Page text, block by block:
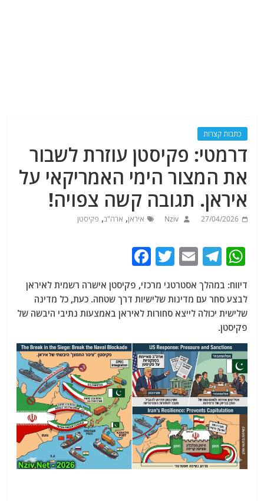
כתבות קצרות
דרמטי: פקיסטן עוזרת לשבור
את המצור הימי האמריקאי על
איראן. תגובה קשה צפויה!
27/04/2026
Nziv איראן, ארה"ב, פקיסטן
W
at
s
A
p
p
T
e
g
m
E
ai
l
T
itt
er
c
e
o
o
k
דיווח: במהלך אסטרטגי מרכזי, פקיסטן אישרה רשמית לאיראן
לבצע סחר עם מדינות שלישיות דרך שטחה. כעת, כל מדינה
שלישית יכולה לייצא סחורות לאיראן באמצעות נתיבי היבשה של
פקיסטן.